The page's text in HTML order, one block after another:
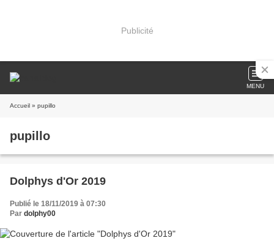
Publicité
MENU
Accueil » pupillo
pupillo
Dolphys d'Or 2019
Publié le 18/11/2019 à 07:30
Par dolphy00